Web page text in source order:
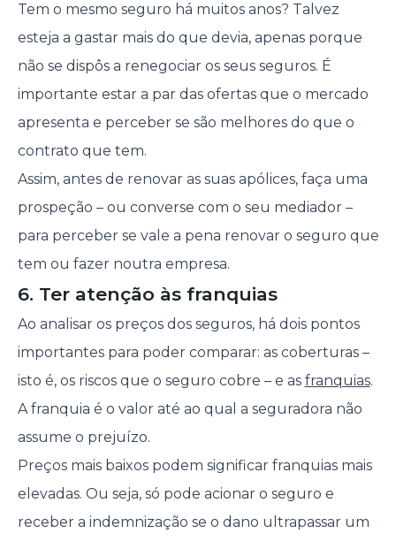
Tem o mesmo seguro há muitos anos? Talvez
esteja a gastar mais do que devia, apenas porque
não se dispôs a renegociar os seus seguros. É
importante estar a par das ofertas que o mercado
apresenta e perceber se são melhores do que o
contrato que tem.
Assim, antes de renovar as suas apólices, faça uma
prospeção – ou converse com o seu mediador –
para perceber se vale a pena renovar o seguro que
tem ou fazer noutra empresa.
6. Ter atenção às franquias
Ao analisar os preços dos seguros, há dois pontos
importantes para poder comparar: as coberturas –
isto é, os riscos que o seguro cobre – e as franquias.
A franquia é o valor até ao qual a seguradora não
assume o prejuízo.
Preços mais baixos podem significar franquias mais
elevadas. Ou seja, só pode acionar o seguro e
receber a indemnização se o dano ultrapassar um